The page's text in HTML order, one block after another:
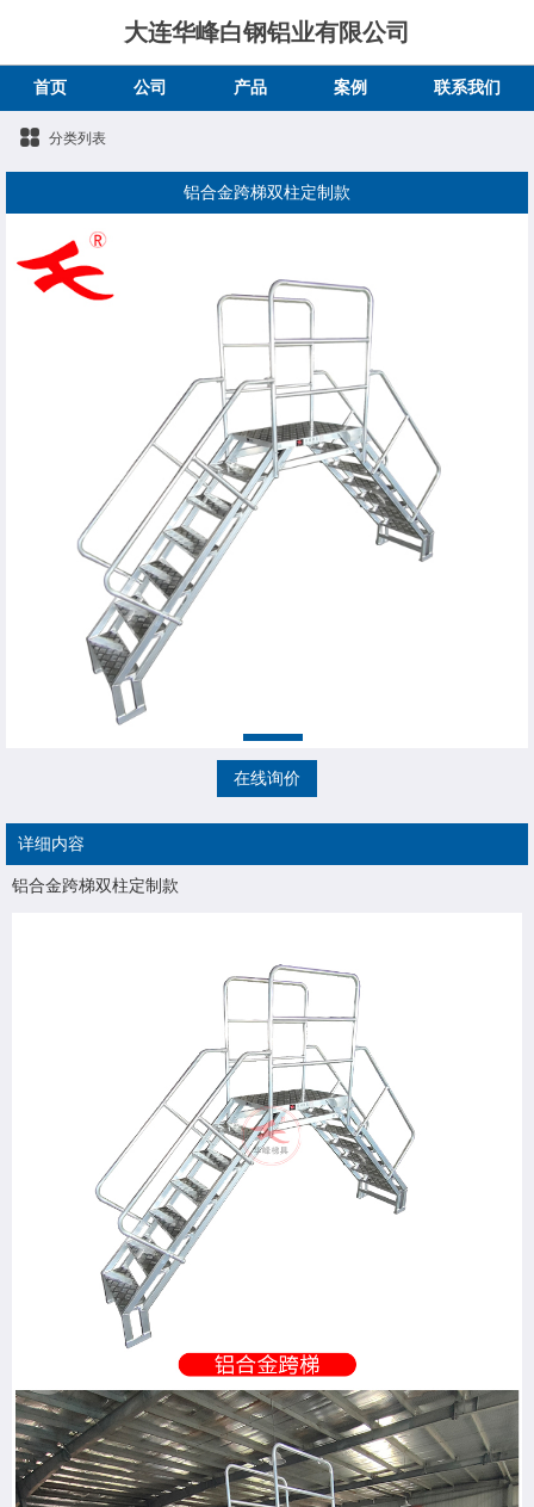
大连华峰白钢铝业有限公司
首页 公司 产品 案例 联系我们
分类列表
铝合金跨梯双柱定制款
在线询价
详细内容
铝合金跨梯双柱定制款